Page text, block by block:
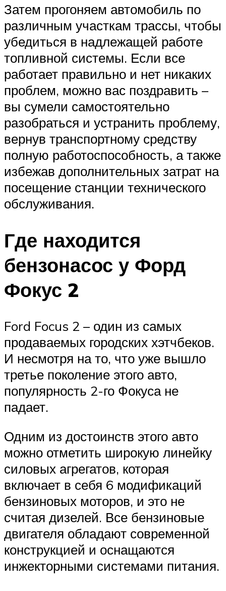
Затем прогоняем автомобиль по
различным участкам трассы, чтобы
убедиться в надлежащей работе
топливной системы. Если все
работает правильно и нет никаких
проблем, можно вас поздравить –
вы сумели самостоятельно
разобраться и устранить проблему,
вернув транспортному средству
полную работоспособность, а также
избежав дополнительных затрат на
посещение станции технического
обслуживания.
Где находится
бензонасос у Форд
Фокус 2
Ford Focus 2 – один из самых
продаваемых городских хэтчбеков.
И несмотря на то, что уже вышло
третье поколение этого авто,
популярность 2-го Фокуса не
падает.
Одним из достоинств этого авто
можно отметить широкую линейку
силовых агрегатов, которая
включает в себя 6 модификаций
бензиновых моторов, и это не
считая дизелей. Все бензиновые
двигателя обладают современной
конструкцией и оснащаются
инжекторными системами питания.